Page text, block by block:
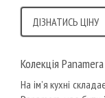
ДІЗНАТИСЬ ЦІНУ
Колекція Panamera
На ім’я кухні